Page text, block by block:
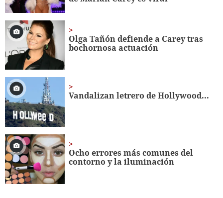
Olga Tañón defiende a Carey tras
bochornosa actuación
Vandalizan letrero de Hollywood...
Ocho errores más comunes del
contorno y la iluminación